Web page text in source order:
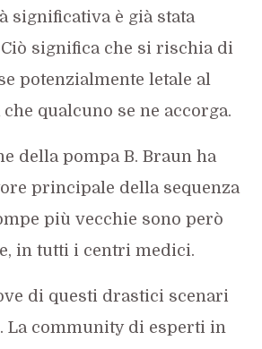
significativa è già stata
significa che si rischia di
potenzialmente letale al
qualcuno se ne accorga.
della pompa B. Braun ha
principale della sequenza
più vecchie sono però
in tutti i centri medici.
di questi drastici scenari
La community di esperti in